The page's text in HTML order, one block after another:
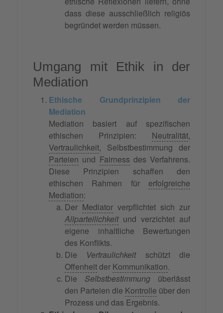
dass diese ausschließlich religiös
begründet werden müssen.
Umgang mit Ethik in der
Mediation
Ethische Grundprinzipien der
Mediation
Mediation basiert auf spezifischen
ethischen Prinzipien: Neutralität,
Vertraulichkeit, Selbstbestimmung der
Parteien und Fairness des Verfahrens.
Diese Prinzipien schaffen den
ethischen Rahmen für erfolgreiche
Mediation:
Der Mediator verpflichtet sich zur
Allparteilichkeitund verzichtet auf
eigene inhaltliche Bewertungen
des Konflikts.
Die Vertraulichkeitschützt die
Offenheitder Kommunikation.
Die Selbstbestimmung überlässt
den Parteien die Kontrolle über den
Prozess und das Ergebnis.